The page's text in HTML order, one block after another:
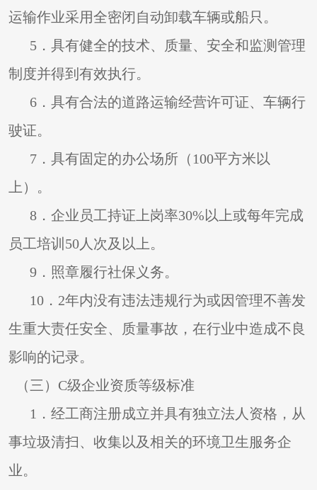
运输作业采用全密闭自动卸载车辆或船只。
5 ．具有健全的技术、质量、安全和监测管理
制度并得到有效执行。
6 ．具有合法的道路运输经营许可证、车辆行
驶证。
7 ．具有固定的办公场所（100平方米以
上）。
8 ．企业员工持证上岗率30%以上或每年完成
员工培训50人次及以上。
9 ．照章履行社保义务。
10 ．2年内没有违法违规行为或因管理不善发
生重大责任安全、质量事故，在行业中造成不良
影响的记录。
（三）C级企业资质等级标准
1 ．经工商注册成立并具有独立法人资格，从
事垃圾清扫、收集以及相关的环境卫生服务企
业。